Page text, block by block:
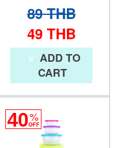
89 THB
49 THB
ADD TO
CART
40%
OFF